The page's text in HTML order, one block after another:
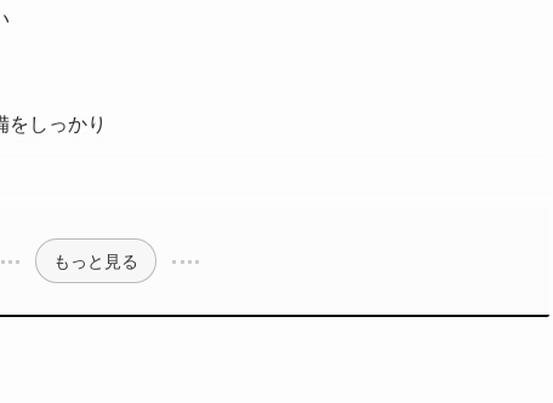
しっかり
もっと見る